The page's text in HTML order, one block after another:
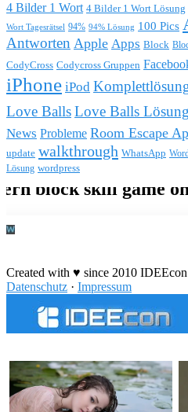
4 Bilder 1 Wort 4 Bilder 1 Wort Lösung
Wort Tagesrätsel 94% 94% Lösung 100 Pics
Antworten Apple Apps Block
CodyCross Codycross Gruppen
iPhone iPod
Love BallsLove Balls
News Probleme Room Escape
update walkthrough WhatsApp
Lösung wordpress
Created with ♥ since 2010
Datenschutz · Impressum